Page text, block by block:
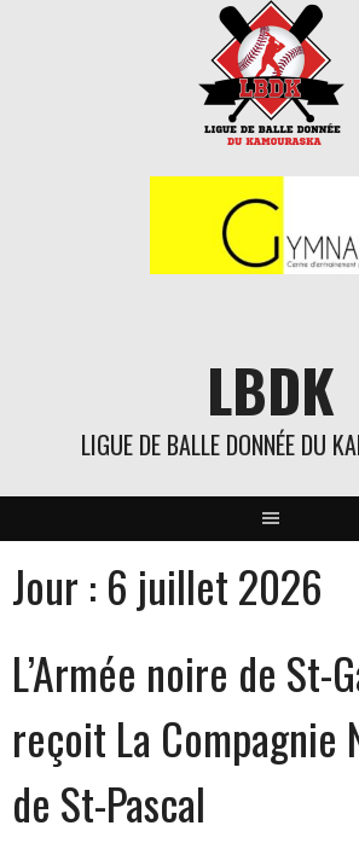
LBDK
LIGUE DE BALLE DONNÉE DU
Jour : 6 juillet 2026
L’Armée noire de St-
reçoit La Compagnie
de St-Pascal